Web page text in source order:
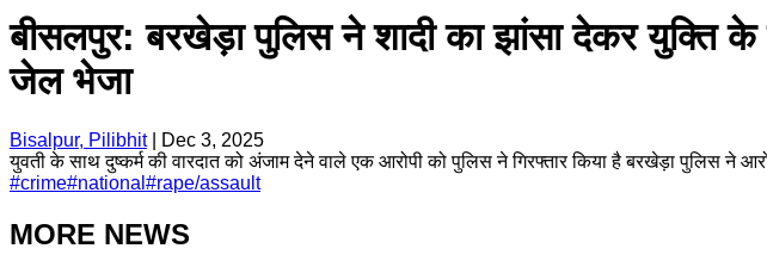
बीसलपुर: बरखेड़ा पुलिस ने शादी का झांसा देकर युक्ति
जेल भेजा
Bisalpur, Pilibhit|
Dec 3, 2025
युवती के साथ दुष्कर्म की वारदात को अंजाम देने वाले एक आरोपी को पुलिस ने गिरफ्तार किया है बरखेड़ा पुलिस ने
#crime#national #rape/assault
MORE NEWS